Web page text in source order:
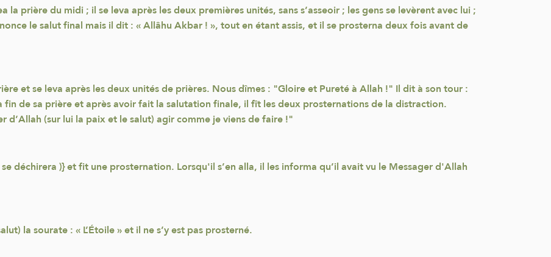
prière du midi ; il se leva après les deux premières unités, sans s’asseoir ; les gens se levèrent avec lui ;
le salut final mais il dit : « Allâhu Akbar ! », tout en étant assis, et il se prosterna deux fois avant de
et se leva après les deux unités de prières. Nous dîmes : "Gloire et Pureté à Allah !" Il dit à son tour :
de sa prière et après avoir fait la salutation finale, il fît les deux prosternations de la distraction.
d’Allah (sur lui la paix et le salut) agir comme je viens de faire !"
déchirera )} et fit une prosternation. Lorsqu'il s’en alla, il les informa qu’il avait vu le Messager d'Allah
la sourate : « L’Étoile » et il ne s’y est pas prosterné.